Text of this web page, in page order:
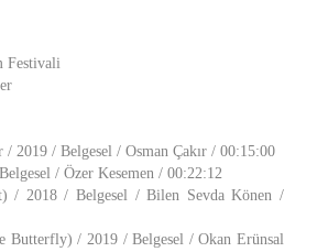
Festivali
/ 2019 / Belgesel / Osman Çakır / 00:15:00
/ Özer Kesemen / 00:22:12
/ 2018 / Belgesel / Bilen Sevda Könen /
Butterfly) / 2019 / Belgesel / Okan Erünsal